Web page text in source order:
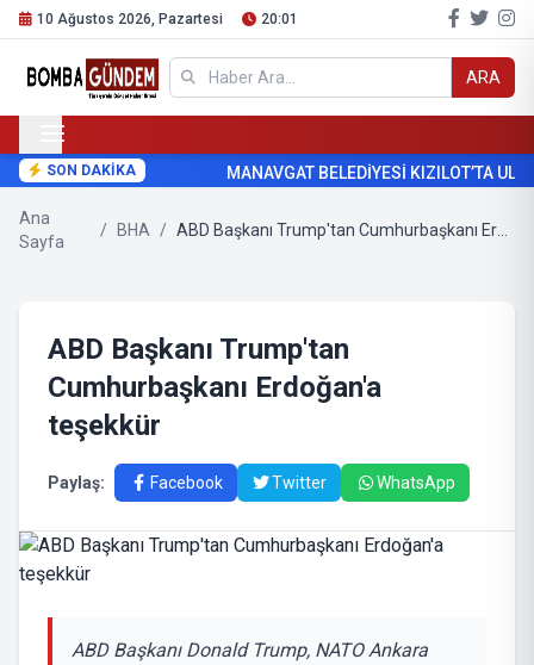
10 Ağustos 2026, Pazartesi 20:01
ARA
SON DAKİKA MANAVGAT BELEDİYESİ KIZILOT’TA
Ana
Sayfa
/ BHA / ABD Başkanı Trump'tan Cumhurbaşkanı Erdoğan'a teşekkür
ABD Başkanı Trump'tan
Cumhurbaşkanı Erdoğan'a
teşekkür
Paylaş: Facebook Twitter WhatsApp
ABD Başkanı Donald Trump, NATO Ankara